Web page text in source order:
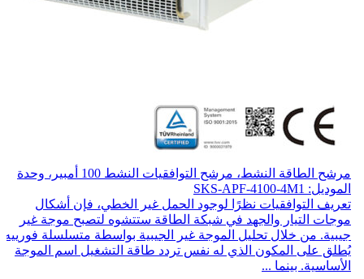
مرشح الطاقة النشط، مرشح التوافقيات النشط 100 أمبير، وحدة
الموديل: SKS-APF-4100-4M1
تعريف التوافقيات نظرًا لوجود الحمل غير الخطي، فإن أشكال
موجات التيار والجهد في شبكة الطاقة ستتشوه لتصبح موجة غير
جيبية. من خلال تحليل الموجة غير الجيبية بواسطة متسلسلة فورييه،
يُطلق على المكون الذي له نفس تردد طاقة التشغيل اسم الموجة
الأساسية. بينما ...